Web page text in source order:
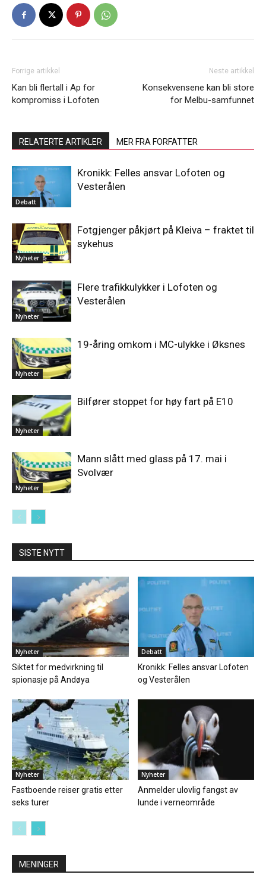
Forrige artikkel
Kan bli flertall i Ap for
kompromiss i Lofoten
Neste artikkel
Konsekvensene kan bli store
for Melbu-samfunnet
RELATERTE ARTIKLER MER FRA FORFATTER
Debatt
Kronikk: Felles ansvar Lofoten og
Vesterålen
Nyheter
Fotgjenger påkjørt på Kleiva – fraktet til
sykehus
Nyheter
Flere trafikkulykker i Lofoten og
Vesterålen
Nyheter
19-åring omkom i MC-ulykke i Øksnes
Nyheter
Bilfører stoppet for høy fart på E10
Nyheter
Mann slått med glass på 17. mai i
Svolvær
SISTE NYTT
Nyheter
Siktet for medvirkning til
spionasje på Andøya
Debatt
Kronikk: Felles ansvar Lofoten
og Vesterålen
Nyheter
Fastboende reiser gratis etter
seks turer
Nyheter
Anmelder ulovlig fangst av
lunde i verneområde
MENINGER